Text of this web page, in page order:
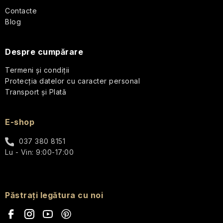
Contacte
Blog
Despre cumpărare
Termeni și condiții
Protecția datelor cu caracter personal
Transport și Plată
E-shop
037 380 8151
Lu - Vin: 9:00-17:00
Păstrați legătura cu noi